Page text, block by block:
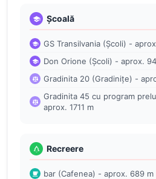
Școală
GS Transilvania (Școli) -
Don Orione (Școli) - aprox.
Gradinita 20 (Gradinițe) -
Gradinita 45 cu program
aprox. 1711 m
Recreere
bar (Cafenea) - aprox. 689 m